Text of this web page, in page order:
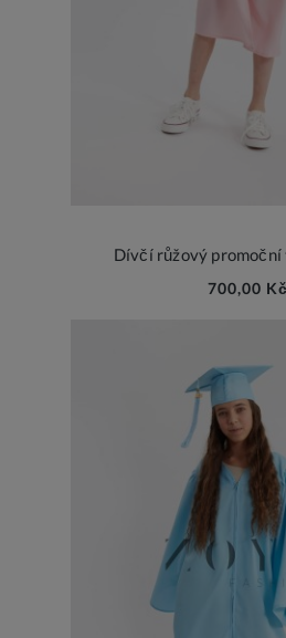
Dívčí růžový
700,00 Kč